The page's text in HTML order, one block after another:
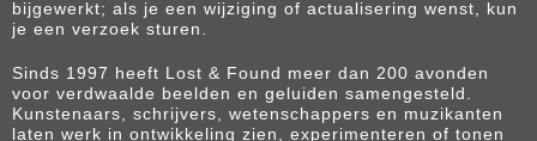
bijgewerkt; als je een wijziging of actualisering wenst, kun
je een verzoek sturen.
Sinds 1997 heeft Lost & Found meer dan 200 avonden
voor verdwaalde beelden en geluiden samengesteld.
Kunstenaars, schrijvers, wetenschappers en muzikanten
laten werk in ontwikkeling zien, experimenteren of tonen